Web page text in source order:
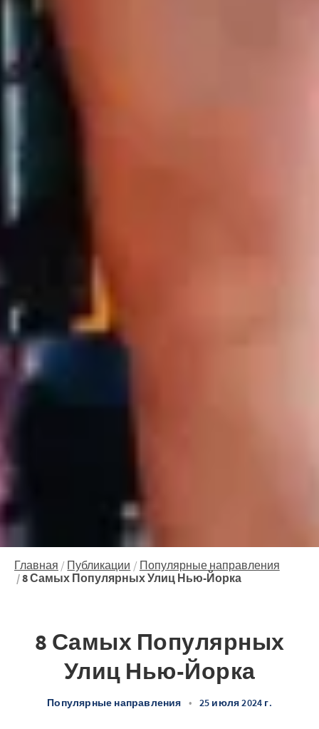
Главная Публикации
Популярные направления
8 Самых Популярных Улиц Нью-Йорка
8 Самых Популярных
Улиц Нью-Йорка
Популярные направления • 25 июля 2024 г.